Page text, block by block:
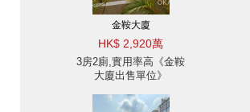
金鞍大廈
HK$ 2,920萬
3房2廁,實用率高《金鞍
大廈出售單位》